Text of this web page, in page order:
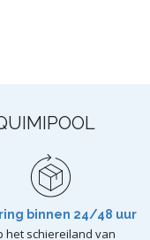
binnen 24/48 uur
het schiereiland van